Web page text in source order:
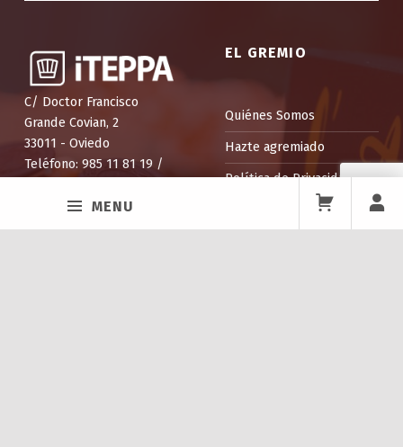
MENU
C/ Doctor Francisco
Grande Covian, 2
33011 - Oviedo
Teléfono: 985 11 81 19 /
EL GREMIO
Quiénes Somos
Hazte agremiado
Política de Privacidad